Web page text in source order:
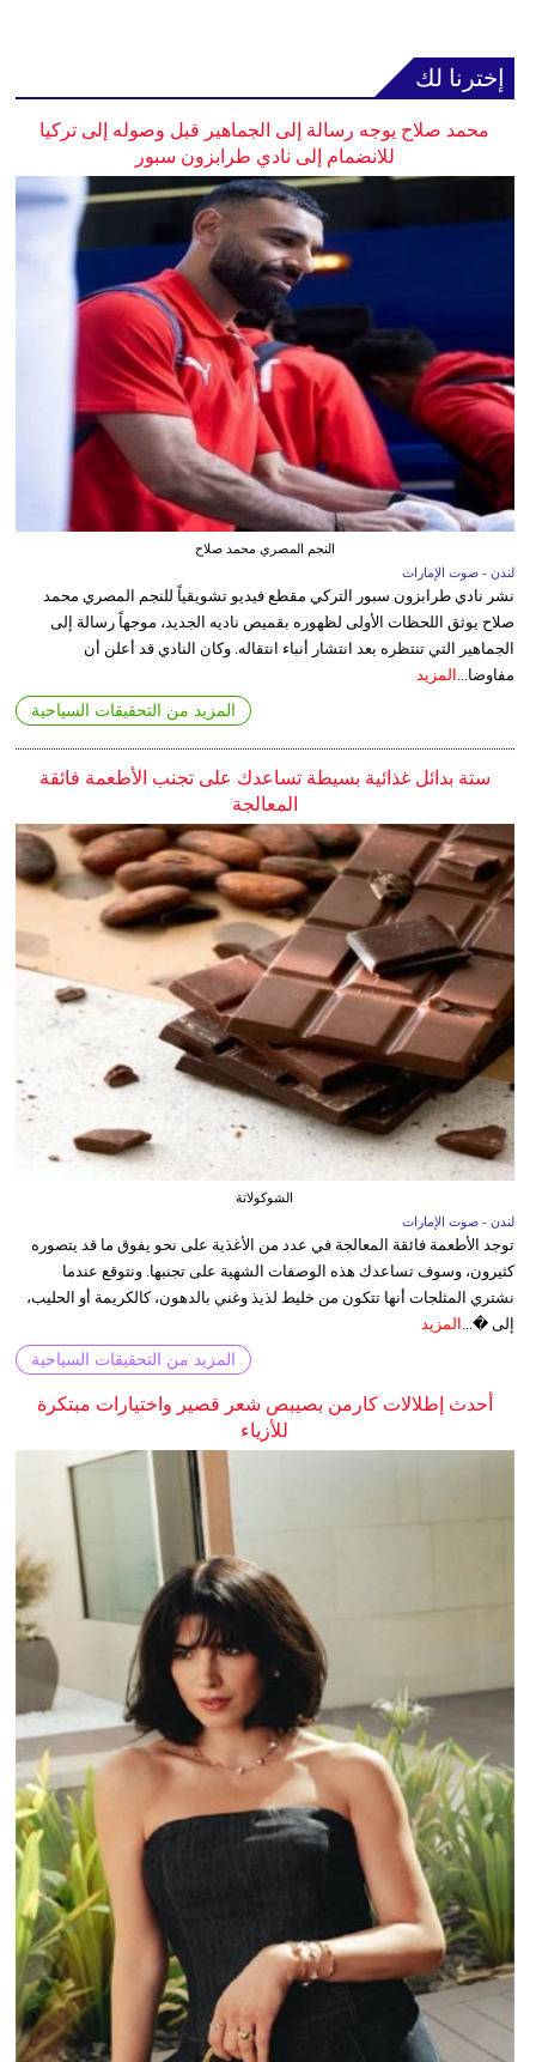
إخترنا لك
محمد صلاح يوجه رسالة إلى الجماهير قبل وصوله إلى تركيا
للانضمام إلى نادي طرابزون سبور
النجم المصري محمد صلاح
لندن - صوت الإمارات
نشر نادي طرابزون سبور التركي مقطع فيديو تشويقياً للنجم المصري محمد
صلاح يوثق اللحظات الأولى لظهوره بقميص ناديه الجديد، موجهاً رسالة إلى
الجماهير التي تنتظره بعد انتشار أنباء انتقاله. وكان النادي قد أعلن أن
مفاوضا... المزيد
المزيد من التحقيقات السياحية
ستة بدائل غذائية بسيطة تساعدك على تجنب الأطعمة فائقة
المعالجة
الشوكولاتة
لندن - صوت الإمارات
توجد الأطعمة فائقة المعالجة في عدد من الأغذية على نحو يفوق ما قد يتصوره
كثيرون، وسوف تساعدك هذه الوصفات الشهية على تجنبها. ونتوقع عندما
نشتري المثلجات أنها تتكون من خليط لذيذ وغني بالدهون، كالكريمة أو الحليب،
إلى �... المزيد
المزيد من التحقيقات السياحية
أحدث إطلالات كارمن بصيبص شعر قصير واختيارات مبتكرة
للأزياء